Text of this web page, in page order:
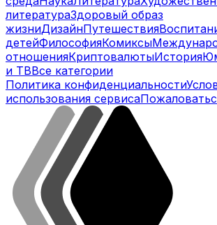
литератураЗдоровый образ
жизниДизайнПутешествия
детейФилософияКомиксы
отношенияКриптовалютыИстория
и ТВВсе категории
Политика конфиденциальности
использования сервиса